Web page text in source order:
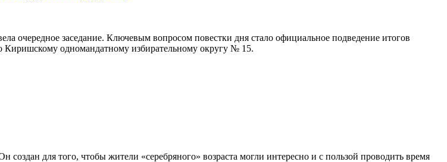
очередное заседание. Ключевым вопросом повестки дня стало официальное подведение итогов
Киришскому одномандатному избирательному округу № 15.
для того, чтобы жители «серебряного» возраста могли интересно и с пользой проводить время